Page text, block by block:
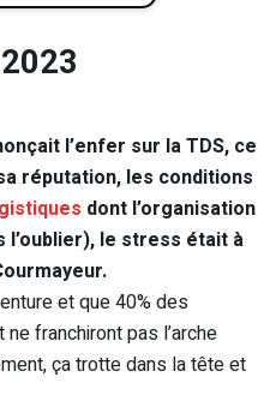
l’enfer sur la TDS, ce
réputation, les conditions
dont l’organisation
le stress était à
et que 40% des
franchiront pas l’arche
ça trotte dans la tête et